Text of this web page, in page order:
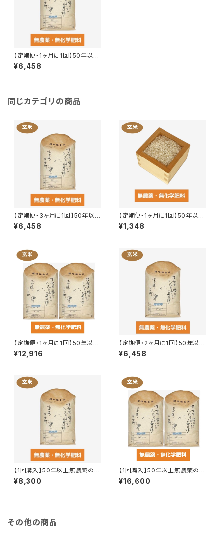
【定期便・1ヶ月に1回】50年以上
無農薬の玄米 5kg
¥6,458
同じカテゴリの商品
【定期便・3ヶ月に1回】50年以上
無農薬の玄米 5kg
¥6,458
【定期便・1ヶ月に1回】50年以上
無農薬の玄米 1kg〜4kg
¥1,348
【定期便・1ヶ月に1回】50年以上
無農薬の玄米 10kg
¥12,916
【定期便・2ヶ月に1回】50年以上
無農薬の玄米 5kg
¥6,458
【1回購入】50年以上無農薬の玄
米 5kg
¥8,300
【1回購入】50年以上無農薬の玄
米 10kg
¥16,600
その他の商品